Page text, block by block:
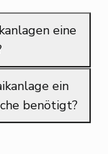
eine
ein
benötigt?